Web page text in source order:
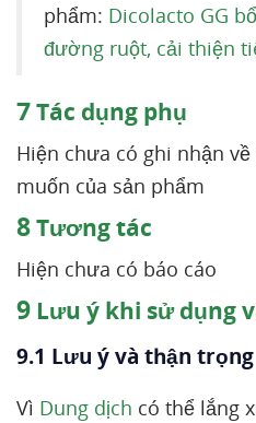
phẩm: Dicolacto GG
đường ruột, cải thiện
7Tác dụng phụ
Hiện chưa có ghi nhận
muốn của sản phẩm
8Tương tác
Hiện chưa có báo cáo
9 Lưu ý khi sử dụng
9.1 Lưu ý và thận trọng
Vì Dung dịch có thể lắng